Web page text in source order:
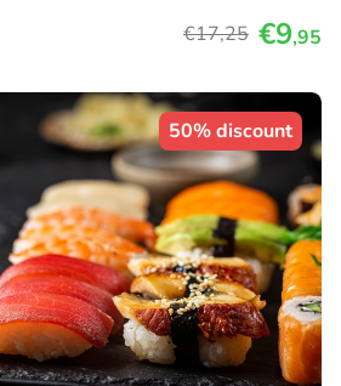
€17,25 €9,95
50% discount